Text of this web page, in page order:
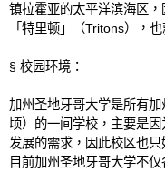
热门领域
新加坡留学
名校列表
镇拉霍亚的太平洋滨海区
「特里顿」（Tritons），
§ 校园环境：
加州圣地牙哥大学是所有
顷）的一间学校，主要是
发展的需求，因此校区也只
目前加州圣地牙哥大学不